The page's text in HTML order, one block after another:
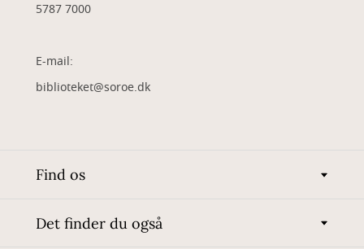
5787 7000
E-mail:
biblioteket@soroe.dk
Find os
Det finder du også